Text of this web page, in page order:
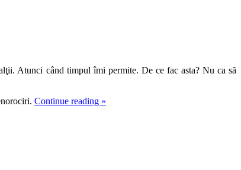
Atunci când timpul îmi permite. De ce fac asta? Nu ca să
Continue reading »